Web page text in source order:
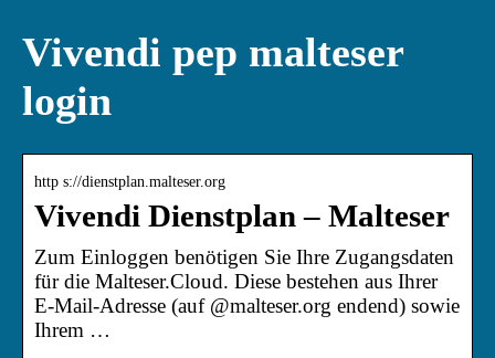
Vivendi pep malteser
login
http s://dienstplan.malteser.org
Vivendi Dienstplan – Malteser
Zum Einloggen benötigen Sie Ihre Zugangsdaten
für die Malteser.Cloud. Diese bestehen aus Ihrer
E-Mail-Adresse (auf @malteser.org endend) sowie
Ihrem …